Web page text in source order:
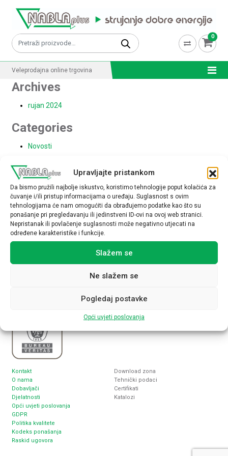
Upravljajte pristankom
Da bismo pružili najbolje iskustvo, koristimo tehnologije poput kolačića za
čuvanje i/ili pristup informacijama o uređaju. Suglasnost s ovim
tehnologijama će nam omogućiti da obrađujemo podatke kao što su
ponašanje pri pregledavanju ili jedinstveni ID-ovi na ovoj web stranici.
Nepristanak ili povlačenje suglasnosti može negativno utjecati na
određene karakteristike i funkcije.
Slažem se
Ne slažem se
Pogledaj postavke
Opći uvjeti poslovanja
Pretraži: 0
Veleprodajna online trgovina
Archives
rujan 2024
Categories
Novosti
Lista želja
[customer_wishlist_content]
Nabla plus d.o.o.
www.nabla-plus.hr
nabla@nabla-plus.hr
Kontakt
O nama
Dobavljači
Djelatnosti
Opći uvjeti poslovanja
GDPR
Politika kvalitete
Kodeks ponašanja
Raskid ugovora
Download zona
Tehnički podaci
Certifikati
Katalozi